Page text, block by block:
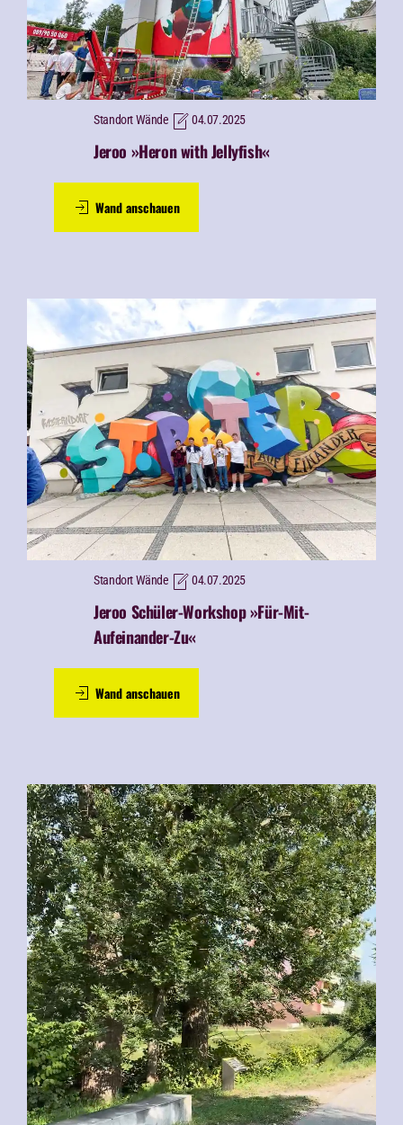
Standort Wände 04.07.2025
Jeroo »Heron with Jellyfish«
Wand anschauen
Standort Wände 04.07.2025
Jeroo Schüler-Workshop »Für-Mit-
Aufeinander-Zu«
Wand anschauen